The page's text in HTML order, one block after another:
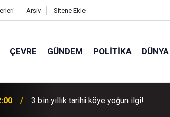
Arşiv Sitene Ekle
ÇEVRE GÜNDEM POLITIKA DÜNYA
3 bin yıllık tarihi köye yoğun ilgi!